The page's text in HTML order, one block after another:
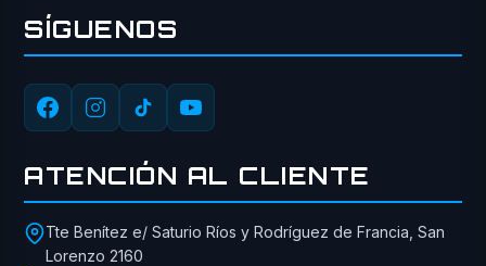
SÍGUENOS
ATENCIÓN AL CLIENTE
Tte Benítez e/ Saturio Ríos y Rodríguez de Francia, San
Lorenzo 2160